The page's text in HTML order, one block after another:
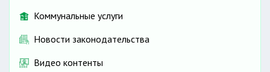
Коммунальные услуги
Новости законодательства
Видео контенты